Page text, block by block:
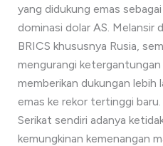
yang didukung emas
dominasi dolar AS. Melansir
BRICS khususnya Rusia,
mengurangi
memberikan dukungan lebih
emas ke rekor tertinggi baru.
Serikat sendiri adanya
kemungkinan kemenangan